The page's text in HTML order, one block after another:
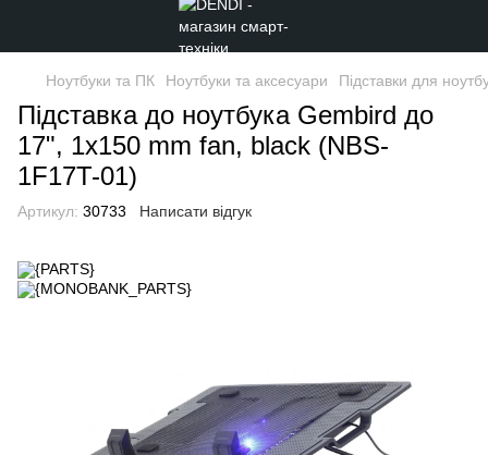
Ноутбуки та ПК Ноутбуки та аксесуари Підставки для
Підставка до ноутбука Gembird до
17", 1x150 mm fan, black (NBS-
1F17T-01)
Артикул: 30733 Написати відгук